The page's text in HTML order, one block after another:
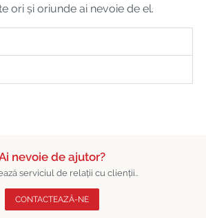
ori și oriunde ai nevoie de el.
nevoie de ajutor?
serviciul de relații cu clienții..
CONTACTEAZĂ-NE